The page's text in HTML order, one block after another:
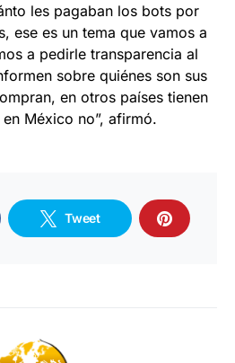
les pagaban los bots por
ese es un tema que vamos a
a pedirle transparencia al
sobre quiénes son sus
en otros países tienen
México no”, afirmó.
Tweet